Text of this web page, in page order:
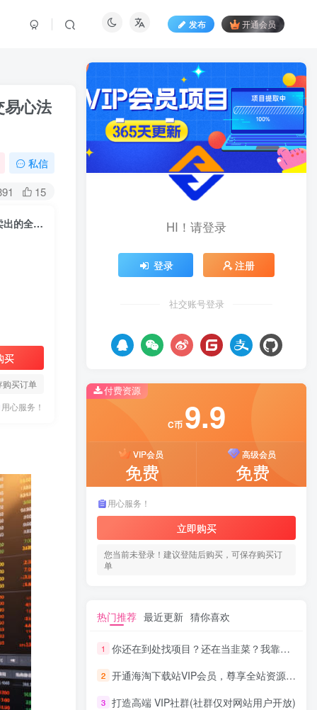
发布 开通会员
易心法
私信
15
高阶实战交易体系，在不确定的市场中精准捕捉溢价空间，掌握从选股到卖出的全链路交易心法(更新6月)
买
购买订单
用心服务！
HI！请登录
登录 注册
社交账号登录
付费资源
C币 9.9
VIP会员
免费
高级会员
免费
用心服务！
立即购买
您当前未登录！建议登陆后购买，可保存购买订
单
热门推荐 最近更新 猜你喜欢
1 你还在到处找项目？还在当韭菜？我靠网创资源站一个月收入5万+，曾经我也是个失败者。
2 开通海淘下载站VIP会员，尊享全站资源免费下载，享80%的推广提成！！【限时五折优惠】
3 打造高端 VIP社群(社群仅对网站用户开放)